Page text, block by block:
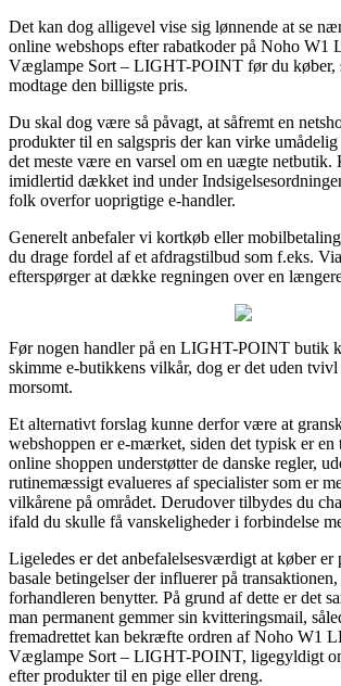
Det kan dog alligevel vise sig lønnende at se
online webshops efter rabatkoder på Noho W1
Væglampe Sort – LIGHT-POINT før du køber,
modtage den billigste pris.
Du skal dog være så påvagt, at såfremt en
produkter til en salgspris der kan virke
det meste være en varsel om en uægte netbutik.
imidlertid dækket ind under
folk overfor uoprigtige e-handler.
Generelt anbefaler vi kortkøb eller
du drage fordel af et afdragstilbud som f.eks.
efterspørger at dække regningen over en
Før nogen handler på en LIGHT-POINT butik
skimme e-butikkens vilkår, dog er det uden
morsomt.
Et alternativt forslag kunne derfor være at
webshoppen er e-mærket, siden det typisk er en
online shoppen understøtter de danske regler,
rutinemæssigt evalueres af specialister som er
vilkårene på området. Derudover tilbydes du
ifald du skulle få vanskeligheder i forbindelse
Ligeledes er det anbefalelsesværdigt at køber er
basale betingelser der influerer på
forhandleren benytter. På grund af dette er det
man permanent gemmer sin kvitteringsmail,
fremadrettet kan bekræfte ordren af Noho W1
Væglampe Sort – LIGHT-POINT, ligegyldigt
efter produkter til en pige eller dreng.